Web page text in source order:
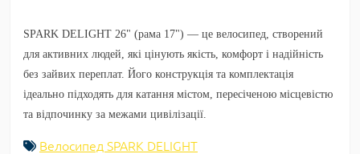
SPARK DELIGHT 26" (рама 17") — це велосипед, створений
для активних людей, які цінують якість, комфорт і надійність
без зайвих переплат. Його конструкція та комплектація
ідеально підходять для катання містом, пересіченою місцевістю
та відпочинку за межами цивілізації.
Велосипед SPARK DELIGHT